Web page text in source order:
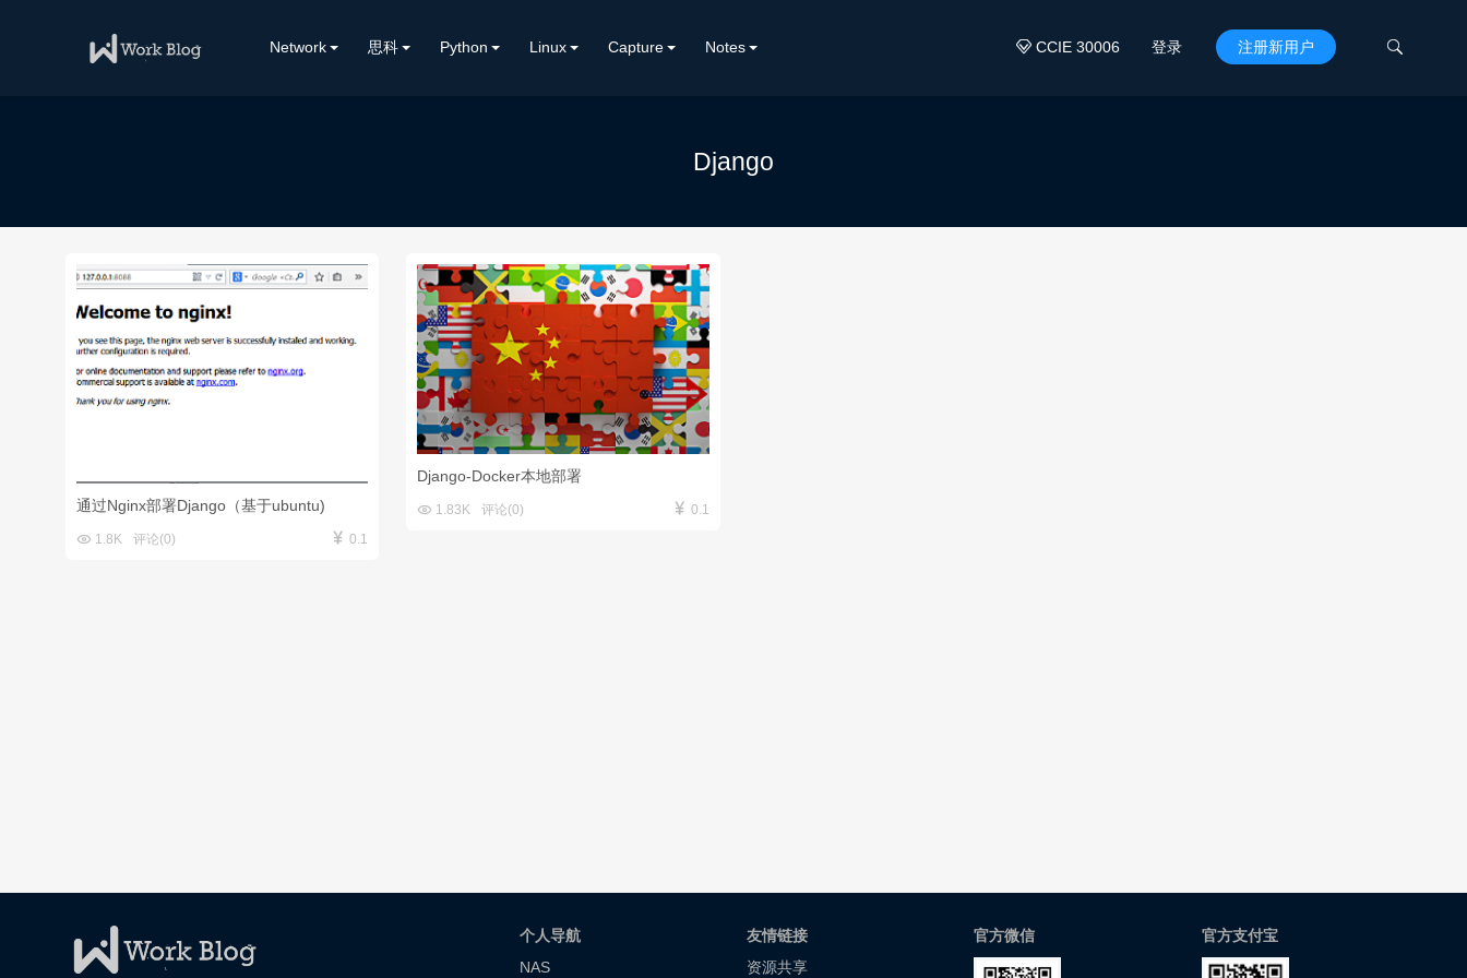
CCIE 30006 登录 注册新用户 
Network 思科 Python Linux Capture Notes
Django
通过Nginx部署Django（基于ubuntu)
 0.1
 1.8K 评论(0)
Django-Docker本地部署
 0.1
 1.83K 评论(0)
个人导航
NAS
友情链接
资源共享
官方微信 官方支付宝